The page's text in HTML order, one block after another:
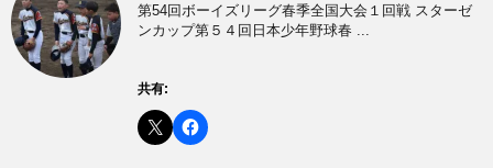
第54回ボーイズリーグ春季全国大会１回戦 スターゼ
ンカップ第５４回日本少年野球春 ...
共有: